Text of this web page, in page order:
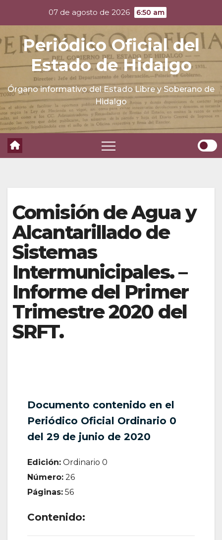
content
07 de agosto de 2026 6:50 am
Periódico Oficial del
Estado de Hidalgo
Órgano informativo del Estado Libre y Soberano de
Hidalgo
Comisión de Agua y
Alcantarillado de
Sistemas
Intermunicipales. –
Informe del Primer
Trimestre 2020 del
SRFT.
Documento contenido en el
Periódico Oficial Ordinario 0
del 29 de junio de 2020
Edición: Ordinario 0
Número: 26
Páginas: 56
Contenido: